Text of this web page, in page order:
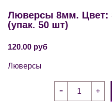
Люверсы 8мм.
(упак. 50 шт)
120.00 руб
Люверсы